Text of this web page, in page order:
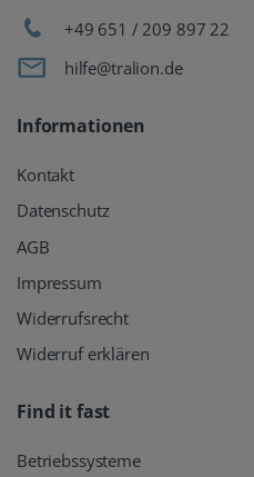
+49 651 / 209 897 22
hilfe@tralion.de
Informationen
Kontakt
Datenschutz
AGB
Impressum
Widerrufsrecht
Widerruf erklären
Find it fast
Betriebssysteme